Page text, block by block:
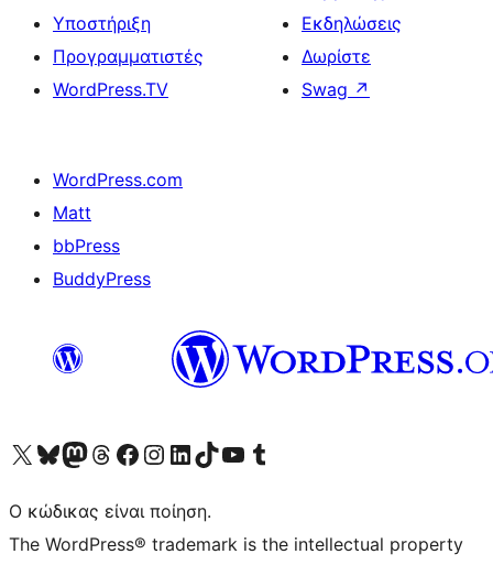
Υποστήριξη
Προγραμματιστές
WordPress.TV
Εκδηλώσεις
Δωρίστε
Swag ↗
WordPress.com
Matt
bbPress
BuddyPress
Visit our X (formerly Twitter) account
Visit our Bluesky account
Επισκεφθείτε τον λογαριασμό μας στο Mastodon
Visit our Threads account
Επισκεφτείτε τη σελίδα μας στο Facebook
Επισκεφθείτε τον λογαριασμό μας Instagram
Επισκεφθείτε τον λογαριασμό μας LinkedIn
Visit our TikTok account
Visit our YouTube channel
Visit our Tumblr account
Ο κώδικας είναι ποίηση.
The WordPress® trademark is the intellectual property